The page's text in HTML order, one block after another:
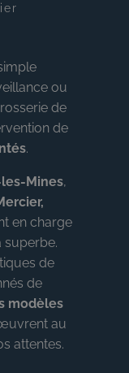
ou
de
de
.
Mines,
en charge
superbe.
de
de
modèles
au
attentes.